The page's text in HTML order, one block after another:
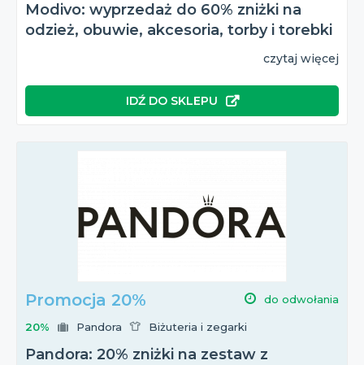
Modivo: wyprzedaż do 60% zniżki na
odzież, obuwie, akcesoria, torby i torebki
czytaj więcej
IDŹ DO SKLEPU
Promocja 20% do odwołania
20% Pandora Biżuteria i zegarki
Pandora: 20% zniżki na zestaw z